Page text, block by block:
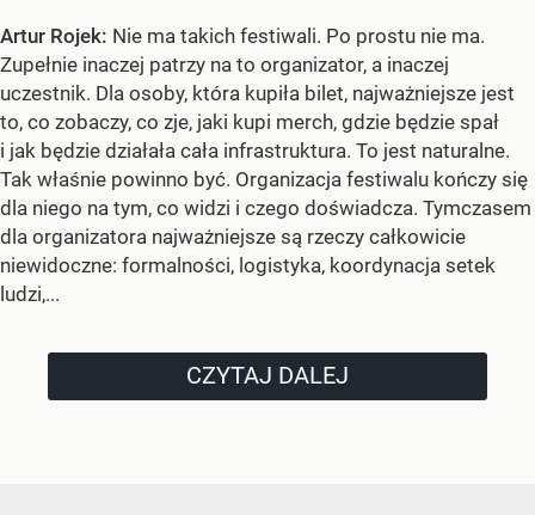
Artur Rojek: Nie ma takich festiwali. Po prostu nie ma.
Zupełnie inaczej patrzy na to organizator, a inaczej
uczestnik. Dla osoby, która kupiła bilet, najważniejsze jest
to, co zobaczy, co zje, jaki kupi merch, gdzie będzie spał
i jak będzie działała cała infrastruktura. To jest naturalne.
Tak właśnie powinno być. Organizacja festiwalu kończy się
dla niego na tym, co widzi i czego doświadcza. Tymczasem
dla organizatora najważniejsze są rzeczy całkowicie
niewidoczne: formalności, logistyka, koordynacja setek
ludzi,...
CZYTAJ DALEJ